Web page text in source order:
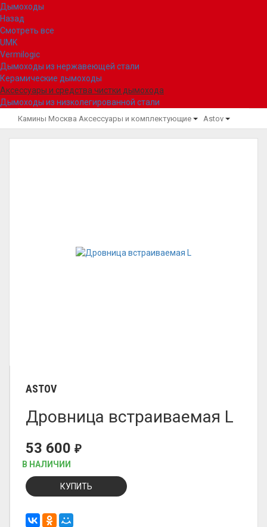
Дымоходы
Назад
Смотреть все
UMK
Vermilogic
Дымоходы из нержавеющей стали
Керамические дымоходы
Аксессуары и средства чистки дымохода
Дымоходы из низколегированной стали
Камины Москва Аксессуары и комплектующие Astov
ASTOV
Дровница встраиваемая L
53 600 ₽
В НАЛИЧИИ
КУПИТЬ